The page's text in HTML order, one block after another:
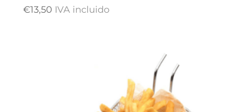
€13,50 IVA incluido